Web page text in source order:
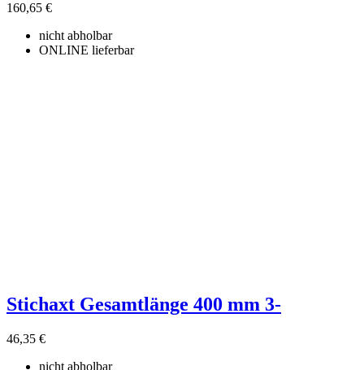
160,65 €
nicht abholbar
ONLINE lieferbar
Stichaxt Gesamtlänge 400 mm 3-
46,35 €
nicht abholbar